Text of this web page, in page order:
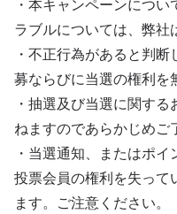
・本キャンペーンにつ
ラブルについては、弊社
・不正行為があると判
募ならびに当選の権利を
・抽選及び当選に関す
ねますのであらかじめご
・当選通知、またはポ
投票会員の権利を失って
ます。ご注意ください。